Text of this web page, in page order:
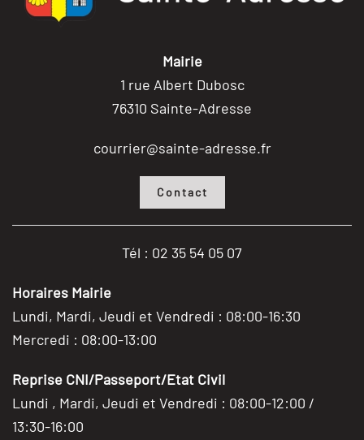
Mairie
1 rue Albert Dubosc
76310 Sainte-Adresse
courrier@sainte-adresse.fr
Contact
Tél : 02 35 54 05 07
Horaires Mairie
Lundi, Mardi, Jeudi et Vendredi : 08:00-16:30
Mercredi : 08:00-13:00
Reprise CNI/Passeport/Etat Civil
Lundi , Mardi, Jeudi et Vendredi : 08:00-12:00 /
13:30-16:00